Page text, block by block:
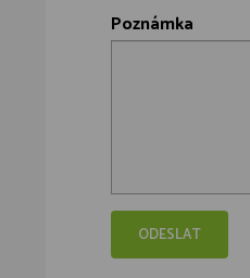
Poznámka